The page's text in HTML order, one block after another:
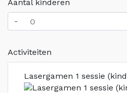
Aantal kinderen
-
Activiteiten
Lasergamen 1 sessie